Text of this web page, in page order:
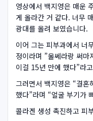
영상에서 백지영은 매운
게 올라간 거 같다. 너무
광대를 올려 보였습니다.
이어 그는 피부과에서 너
정이라며 ”울쎄라랑 써
이걸 15년 만에 했다”라
그러면서 백지영은 “결
했다”라며 “얼굴 부기가
콜라겐 생성 촉진하고 피